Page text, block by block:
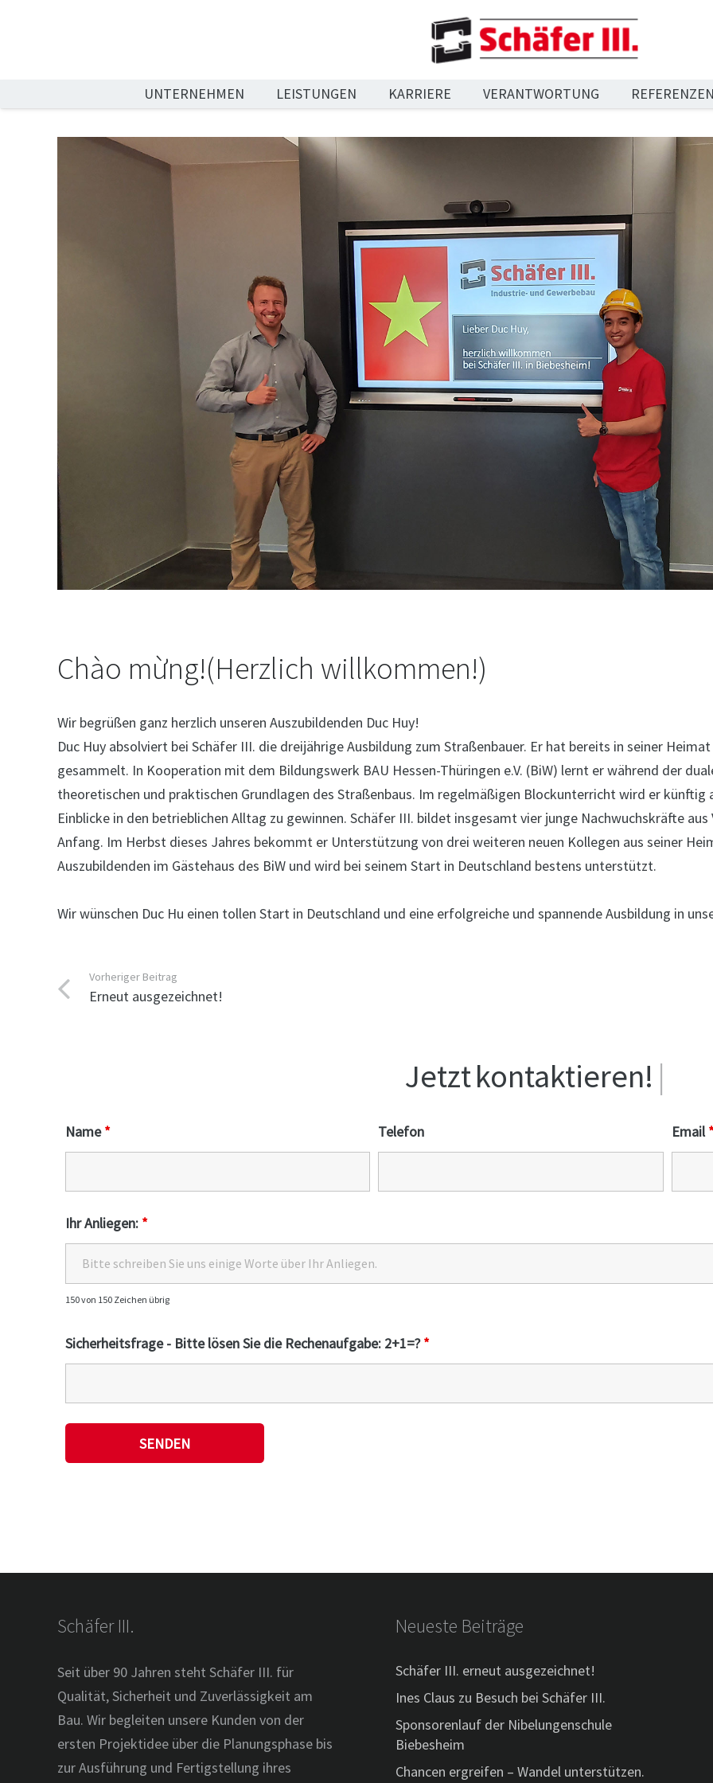
UNTERNEHMEN LEISTUNGEN KARRIERE VERANTWORTUNG
Chào mừng!(Herzlich willkommen!)
Wir begrüßen ganz herzlich unseren Auszubildenden Duc Huy!
Duc Huy absolviert bei Schäfer III. die dreijährige Ausbildung zum Straßenbauer. Er hat bereits in seiner
gesammelt. In Kooperation mit dem Bildungswerk BAU Hessen-Thüringen e.V. (BiW) lernt er während der
theoretischen und praktischen Grundlagen des Straßenbaus. Im regelmäßigen Blockunterricht wird er
Einblicke in den betrieblichen Alltag zu gewinnen. Schäfer III. bildet insgesamt vier junge Nachwuchskräfte
Anfang. Im Herbst dieses Jahres bekommt er Unterstützung von drei weiteren neuen Kollegen aus seiner
Auszubildenden im Gästehaus des BiW und wird bei seinem Start in Deutschland bestens unterstützt.
Wir wünschen Duc Hu einen tollen Start in Deutschland und eine erfolgreiche und spannende Ausbildung in
Vorheriger Beitrag
Erneut ausgezeichnet!
Jetztkontaktieren! |
Name* Telefon Email
Ihr Anliegen: *
150 von 150 Zeichen übrig
Sicherheitsfrage - Bitte lösen Sie die Rechenaufgabe: 2+1=?*
Schäfer III.
Seit über 90 Jahren steht Schäfer III. für
Qualität, Sicherheit und Zuverlässigkeit am
Bau. Wir begleiten unsere Kunden von der
ersten Projektidee über die Planungsphase bis
zur Ausführung und Fertigstellung ihres
Neueste Beiträge
Schäfer III. erneut ausgezeichnet!
Ines Claus zu Besuch bei Schäfer III.
Sponsorenlauf der Nibelungenschule
Biebesheim
Chancen ergreifen – Wandel unterstützen.